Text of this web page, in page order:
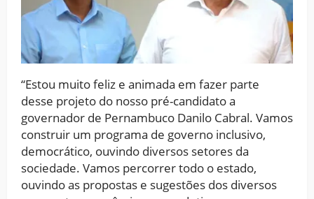
“Estou muito feliz e animada em fazer parte
desse projeto do nosso pré-candidato a
governador de Pernambuco Danilo Cabral. Vamos
construir um programa de governo inclusivo,
democrático, ouvindo diversos setores da
sociedade. Vamos percorrer todo o estado,
ouvindo as propostas e sugestões dos diversos